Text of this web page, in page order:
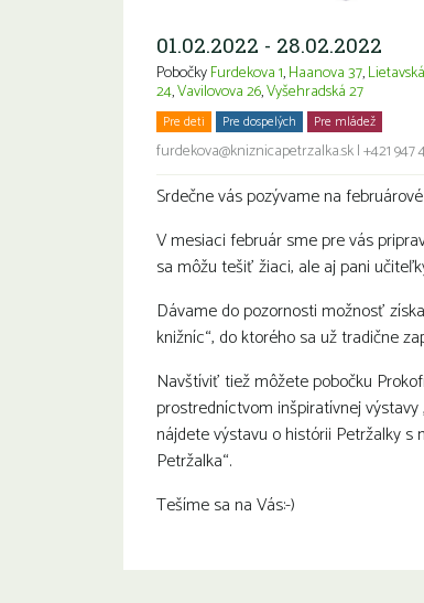
01.02.2022 - 28.02.2022
PobočkyFurdekova 1,Haanova 37,
24,Vavilovova 26,Vyšehradská 27
Pre deti Pre dospelých Pre mládež
furdekova@kniznicapetrzalka.sk|+421 947
Srdečne vás pozývame na
V mesiaci február sme pre vás
sa môžu tešiť žiaci, ale aj pani
Dávame do pozornosti možnosť
knižníc“, do ktorého sa už tradične
Navštíviť tiež môžete pobočku
prostredníctvom inšpiratívnej výstavy
nájdete výstavu o histórii Petržalky
Petržalka“.
Tešíme sa na Vás:-)